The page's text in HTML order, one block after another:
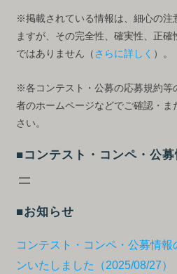
※掲載されている情報は、細心の注
ますが、その完全性、確実性、正
ではありません（ さらに詳しく ）。
※各コンテスト・公募の応募規約等
者のホームページなどでご確認・
さい。
■コンテスト・コンペ・公
■お知らせ
コンテスト・コンペ・公募情
ンいたしました（2025/08/27）